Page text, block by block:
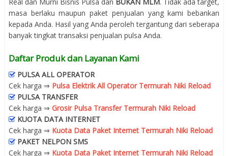
masa berlaku maupun paket penjualan yang kami bebankan
kepada Anda. Hasil yang Anda peroleh tergantung dari seberapa
banyak tingkat transaksi penjualan pulsa Anda.
Daftar Produk dan Layanan Kami
PULSA ALL OPERATOR
Cek harga ⇒ Pulsa Elektrik All Operator Termurah Niki Reload
PULSA TRANSFER
Cek harga ⇒ Grosir Pulsa Transfer Termurah Niki Reload
KUOTA DATA INTERNET
Cek harga ⇒ Kuota Data Paket Internet Termurah Niki Reload
PAKET NELPON SMS
Cek harga ⇒ Kuota Data Paket Internet Termurah Niki Reload